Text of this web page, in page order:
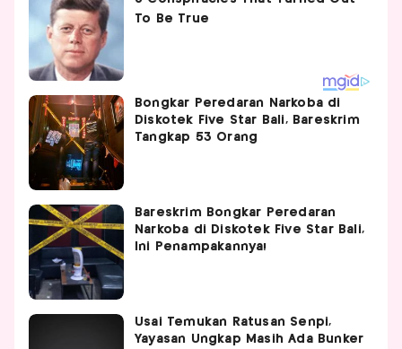
Bongkar Peredaran Narkoba di
Diskotek Five Star Bali, Bareskrim
Tangkap 53 Orang
Bareskrim Bongkar Peredaran
Narkoba di Diskotek Five Star Bali,
Ini Penampakannya!
Usai Temukan Ratusan Senpi,
Yayasan Ungkap Masih Ada Bunker